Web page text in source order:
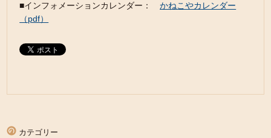
■インフォメーションカレンダー：かねこやカレンダー
（pdf）
カテゴリー